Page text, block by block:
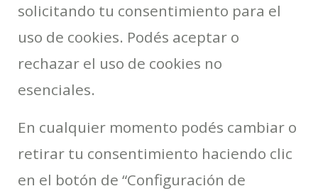
solicitando tu consentimiento para el
uso de cookies. Podés aceptar o
rechazar el uso de cookies no
esenciales.
En cualquier momento podés cambiar o
retirar tu consentimiento haciendo clic
en el botón de “Configuración de